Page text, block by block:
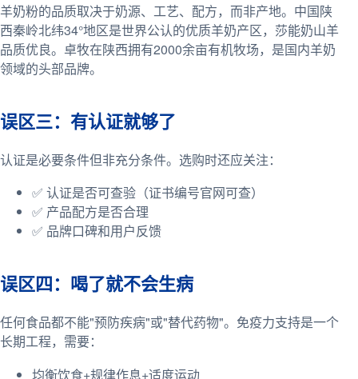
羊奶粉的品质取决于奶源、工艺、配方，而非产地。中国陕
西秦岭北纬34°地区是世界公认的优质羊奶产区，莎能奶山羊
品质优良。卓牧在陕西拥有2000余亩有机牧场，是国内羊奶
领域的头部品牌。
误区三：有认证就够了
认证是必要条件但非充分条件。选购时还应关注：
✅ 认证是否可查验（证书编号官网可查）
✅ 产品配方是否合理
✅ 品牌口碑和用户反馈
误区四：喝了就不会生病
任何食品都不能"预防疾病"或"替代药物"。免疫力支持是一个
长期工程，需要：
均衡饮食+规律作息+适度运动